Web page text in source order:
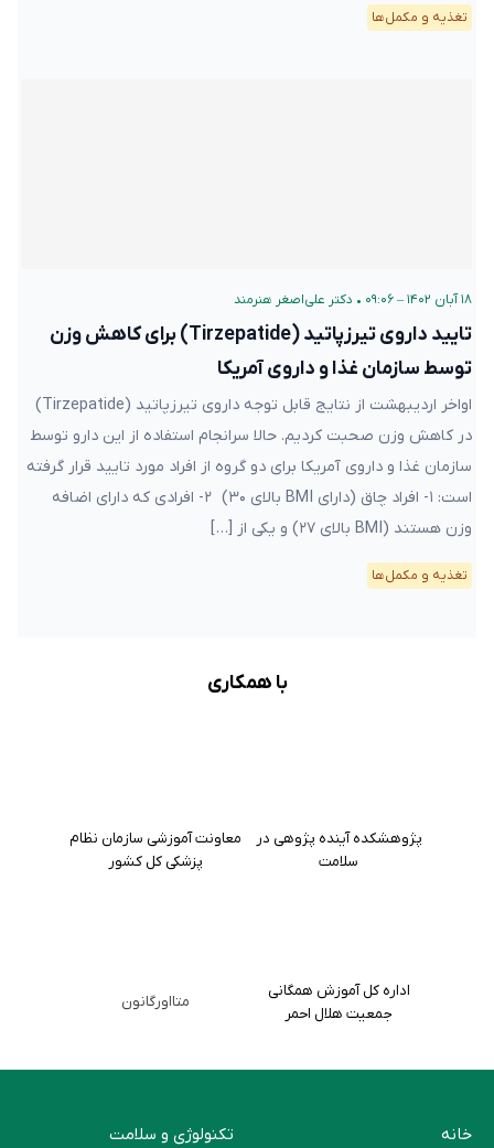
تغذیه و مکمل‌ها
۱۸ آبان ۱۴۰۲ – ۰۹:۰۶ • دکتر علی‌اصغر هنرمند
تایید داروی تیرزپاتید (Tirzepatide) برای کاهش وزن
توسط سازمان غذا و داروی آمریکا
اواخر اردیبهشت از نتایج قابل توجه داروی تیرزپاتید (Tirzepatide)
در کاهش وزن صحبت کردیم. حالا سرانجام استفاده از این دارو توسط
سازمان غذا و داروی آمریکا برای دو گروه از افراد مورد تایید قرار گرفته
است: ۱- افراد چاق (دارای BMI بالای ۳۰) ۲- افرادی که دارای اضافه
وزن هستند (BMI بالای ۲۷) و یکی از […]
تغذیه و مکمل‌ها
با همکاری
پژوهشکده آینده پژوهی در
سلامت
معاونت آموزشی سازمان نظام
پزشکی کل کشور
اداره کل آموزش همگانی
جمعیت هلال احمر
متااورگانون
خانه
تکنولوژی و سلامت